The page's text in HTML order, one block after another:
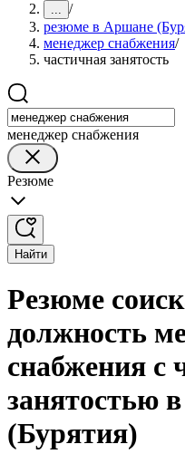
... /
резюме в Аршане
менеджер снабжения/
частичная занятость
менеджер снабжения
Резюме
Найти
Резюме
должность
снабжения с
занятостью
(Бурятия)